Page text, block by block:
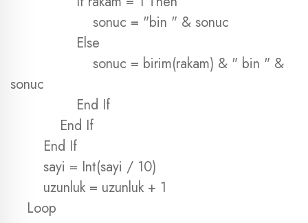
sonuc = "bin " & sonuc
Else
sonuc = birim(rakam) & " bin " &
sonuc
End If
End If
End If
sayi = Int(sayi / 10)
uzunluk = uzunluk + 1
Loop